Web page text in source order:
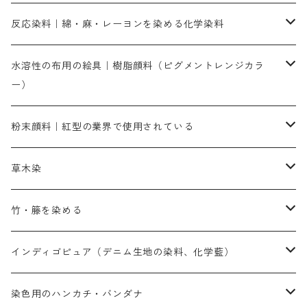
人気のおすすめ直接染料
染色に必要な薬品類
橙色系
青色系
紫色系
お買い得品
染料一覧
人気のおすすめ染料
染色に必要な薬品類
補助薬品
反応染料｜綿・麻・レーヨンを染める化学染料
お勧めの3原色（赤・青・黄色）
お勧め｜スミフィックス～
3原色以外の色目
赤色
染色に必要な薬品
アルカリ剤
補助薬品
捺染に必要な材料
捺染糊
水溶性の布用の絵具｜樹脂顔料（ピグメントレンジカラ
ー）
ネオカラー（色）
内容量：100g
内容量：500g
バィンダー（定着剤）
増粘剤
黄色系
エロ―M3G｜定番の色合い
オレンジ系
粉末顔料｜紅型の業界で使用されている
赤色系
本洋紅
代用朱黄色口
黄色系
ファストエロ―10GN（鮮やかな黄色）
ファストエロ―5GN（黄色）
青色系
NSBAブルー
白色｜胡粉
草木染
植物染料
人気のおすすめ植物染料
インド茜・西洋茜の個別販売
濃染処理剤｜ソルバックスPS－900
媒染剤
竹・籐を染める
人気のおすすめ竹・藤を染める染料
塩基性染料（混色可能）
インディゴピュア（デニム生地の染料、化学藍）
初心者向けお試しセット販売
染色用のハンカチ・バンダナ